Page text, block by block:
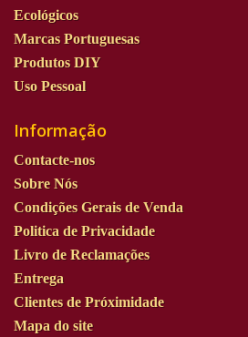
Ecológicos
Marcas Portuguesas
Produtos DIY
Uso Pessoal
Informação
Contacte-nos
Sobre Nós
Condições Gerais de Venda
Politica de Privacidade
Livro de Reclamações
Entrega
Clientes de Próximidade
Mapa do site